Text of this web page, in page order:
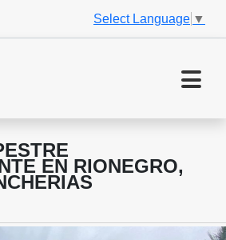
Select Language ▼
EN RIONEGRO,